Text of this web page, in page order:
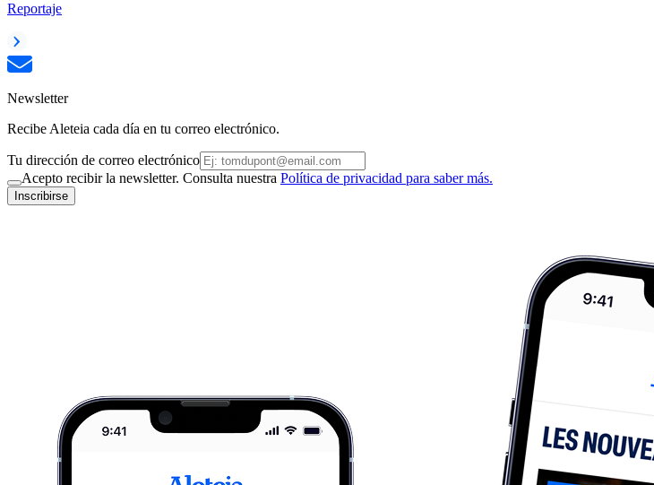
Reportaje
Newsletter
Recibe Aleteia cada día en tu correo electrónico.
Tu dirección de correo electrónico
Acepto recibir la newsletter. Consulta nuestra Política de privacidad para saber más.
Inscribirse